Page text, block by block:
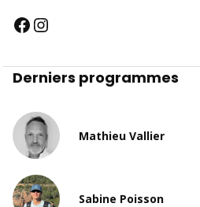
Derniers programmes
Mathieu Vallier
Sabine Poisson